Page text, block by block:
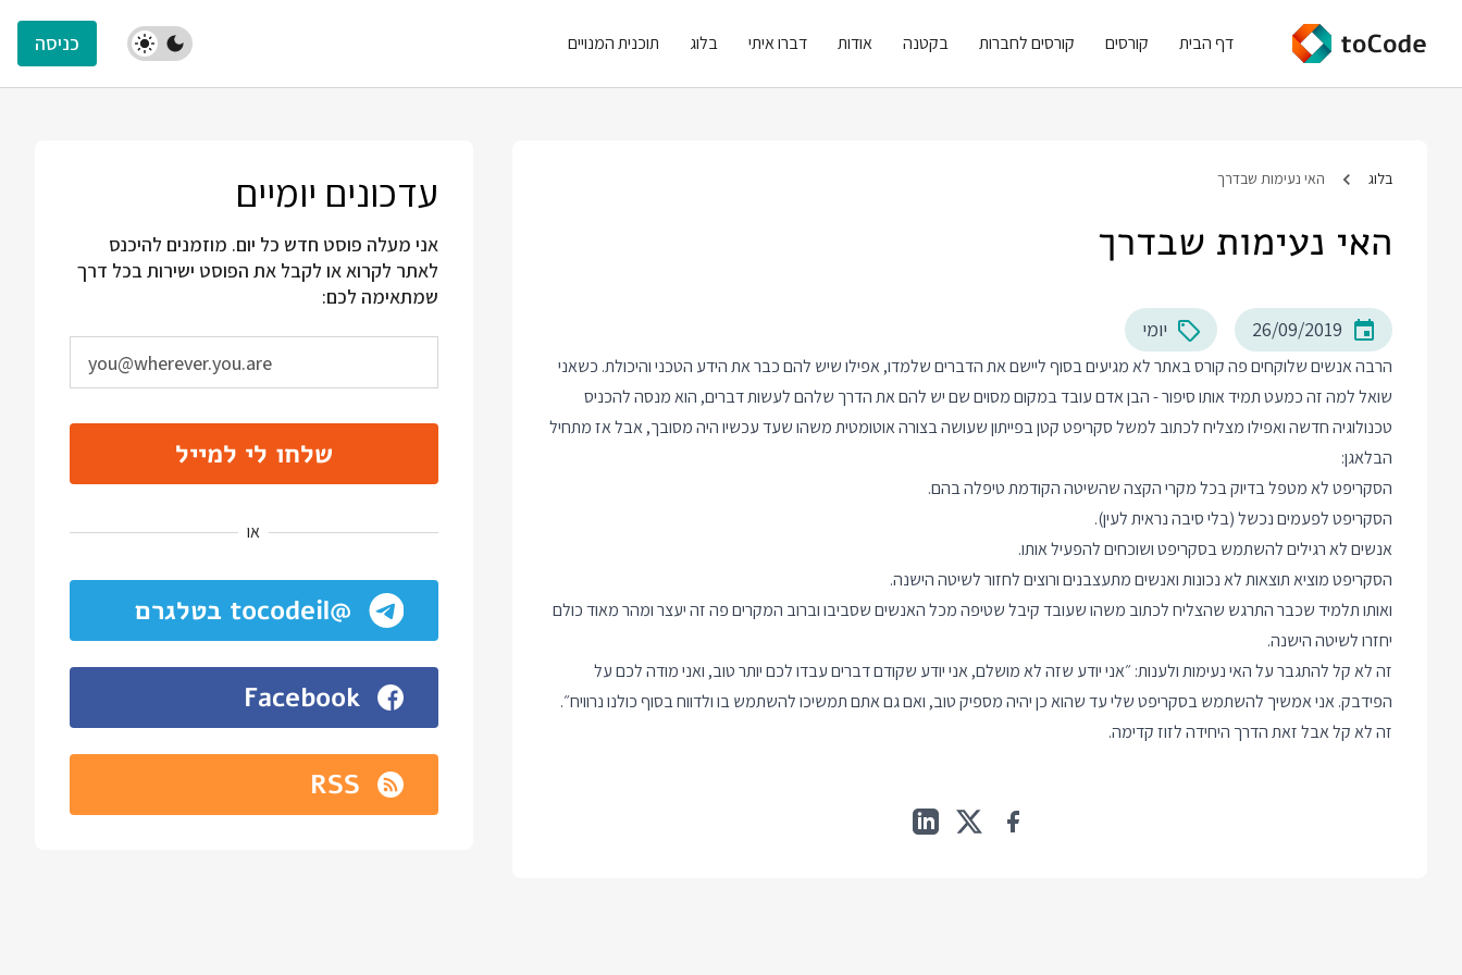
דף הבית קורסים קורסים לחברות בקטנה אודות דברו איתי בלוג תוכנית המנויים כניסה
בלוג האי נעימות שבדרך
האי נעימות שבדרך
26/09/2019 יומי
הרבה אנשים שלוקחים פה קורס באתר לא מגיעים בסוף ליישם את הדברים שלמדו, אפילו שיש להם כבר את הידע הטכני והיכולת. כשאני
שואל למה זה כמעט תמיד אותו סיפור - הבן אדם עובד במקום מסוים שם יש להם את הדרך שלהם לעשות דברים, הוא מנסה להכניס
טכנולוגיה חדשה ואפילו מצליח לכתוב למשל סקריפט קטן בפייתון שעושה בצורה אוטומטית משהו שעד עכשיו היה מסובך, אבל אז מתחיל
הבלאגן:
הסקריפט לא מטפל בדיוק בכל מקרי הקצה שהשיטה הקודמת טיפלה בהם.
הסקריפט לפעמים נכשל (בלי סיבה נראית לעין).
אנשים לא רגילים להשתמש בסקריפט ושוכחים להפעיל אותו.
הסקריפט מוציא תוצאות לא נכונות ואנשים מתעצבנים ורוצים לחזור לשיטה הישנה.
ואותו תלמיד שכבר התרגש שהצליח לכתוב משהו שעובד קיבל שטיפה מכל האנשים שסביבו וברוב המקרים פה זה יעצר ומהר מאוד כולם
יחזרו לשיטה הישנה.
זה לא קל להתגבר על האי נעימות ולענות: ״אני יודע שזה לא מושלם, אני יודע שקודם דברים עבדו לכם יותר טוב, ואני מודה לכם על
הפידבק. אני אמשיך להשתמש בסקריפט שלי עד שהוא כן יהיה מספיק טוב, ואם גם אתם תמשיכו להשתמש בו ולדווח בסוף כולנו נרוויח״.
זה לא קל אבל זאת הדרך היחידה לזוז קדימה.
עדכונים יומיים
אני מעלה פוסט חדש כל יום. מוזמנים להיכנס
לאתר לקרוא או לקבל את הפוסט ישירות בכל דרך
שמתאימה לכם:
שלחו לי למייל
או
@tocodeil בטלגרם
Facebook
RSS